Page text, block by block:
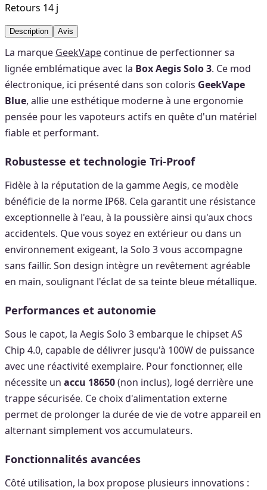
Retours 14 j
Description Avis
La marque GeekVape continue de perfectionner sa
lignée emblématique avec la Box Aegis Solo 3. Ce mod
électronique, ici présenté dans son coloris GeekVape
Blue, allie une esthétique moderne à une ergonomie
pensée pour les vapoteurs actifs en quête d'un matériel
fiable et performant.
Robustesse et technologie Tri-Proof
Fidèle à la réputation de la gamme Aegis, ce modèle
bénéficie de la norme IP68. Cela garantit une résistance
exceptionnelle à l'eau, à la poussière ainsi qu'aux chocs
accidentels. Que vous soyez en extérieur ou dans un
environnement exigeant, la Solo 3 vous accompagne
sans faillir. Son design intègre un revêtement agréable
en main, soulignant l'éclat de sa teinte bleue métallique.
Performances et autonomie
Sous le capot, la Aegis Solo 3 embarque le chipset AS
Chip 4.0, capable de délivrer jusqu'à 100W de puissance
avec une réactivité exemplaire. Pour fonctionner, elle
nécessite un accu 18650(non inclus), logé derrière une
trappe sécurisée. Ce choix d'alimentation externe
permet de prolonger la durée de vie de votre appareil en
alternant simplement vos accumulateurs.
Fonctionnalités avancées
Côté utilisation, la box propose plusieurs innovations :